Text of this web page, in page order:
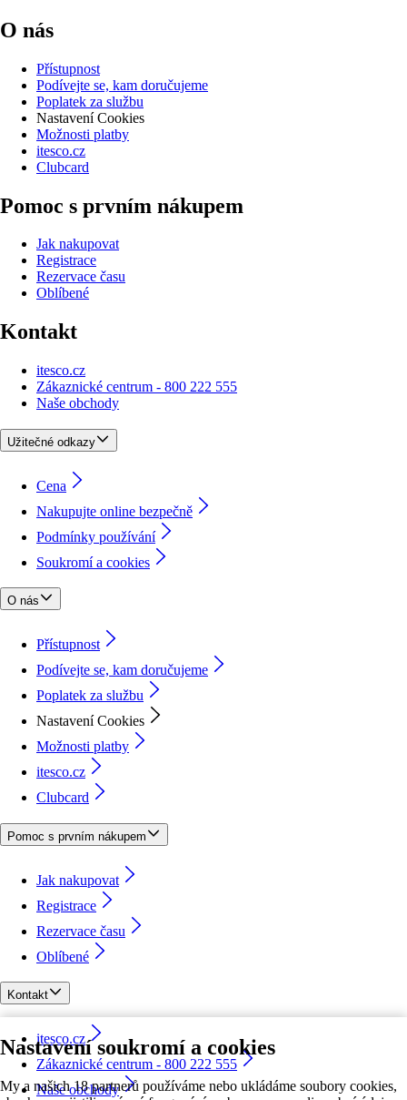
Nastavení soukromí a cookies
My a našich 18 partnerů používáme nebo ukládáme soubory cookies,
O nás
Přístupnost
Podívejte se, kam doručujeme
Poplatek za službu
Nastavení Cookies
Možnosti platby
itesco.cz
Clubcard
Pomoc s prvním nákupem
Jak nakupovat
Registrace
Rezervace času
Oblíbené
Kontakt
itesco.cz
Zákaznické centrum - 800 222 555
Naše obchody
Užitečné odkazy
Cena
Nakupujte online bezpečně
Podmínky používání
Soukromí a cookies
O nás
Přístupnost
Podívejte se, kam doručujeme
Poplatek za službu
Nastavení Cookies
Možnosti platby
itesco.cz
Clubcard
Pomoc s prvním nákupem
Jak nakupovat
Registrace
Rezervace času
Oblíbené
Kontakt
itesco.cz
Zákaznické centrum - 800 222 555
Naše obchody